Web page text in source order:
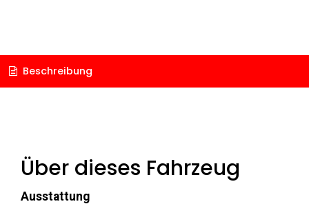
Beschreibung
Über dieses Fahrzeug
Ausstattung